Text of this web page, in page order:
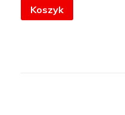
Koszyk